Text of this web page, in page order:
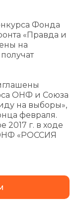
Фонда
«Правда и
на
ОНФ и Союза
на выборы»,
февраля.
2017 г. в ходе
«РОССИЯ